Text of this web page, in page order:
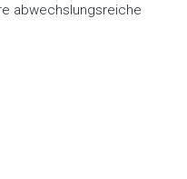
abwechslungsreiche